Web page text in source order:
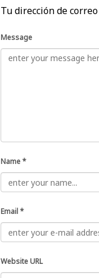
Tu dirección de
Message
Name*
Email*
Website URL